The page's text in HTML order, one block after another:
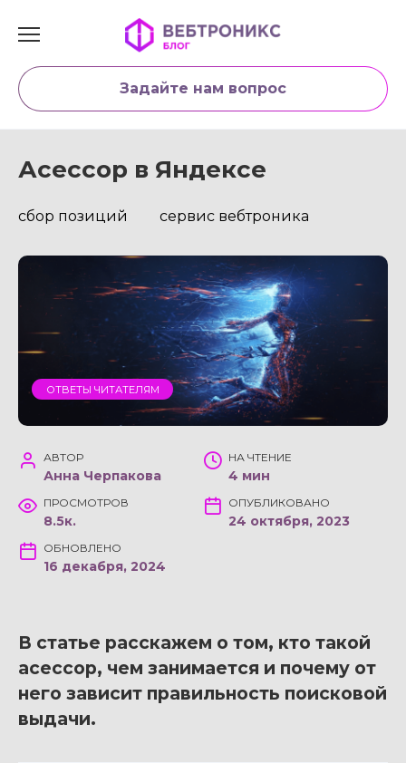
Задайте нам вопрос
Асессор в Яндексе
сбор позиций сервис вебтроника
ОТВЕТЫ ЧИТАТЕЛЯМ
АВТОР
Анна Черпакова
НА ЧТЕНИЕ
4 мин
ПРОСМОТРОВ
8.5к.
ОПУБЛИКОВАНО
24 октября, 2023
ОБНОВЛЕНО
16 декабря, 2024
В статье расскажем о том, кто такой
асессор, чем занимается и почему от
него зависит правильность поисковой
выдачи.